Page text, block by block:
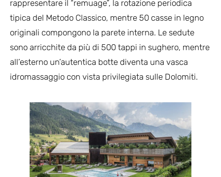
rappresentare il “remuage”, la rotazione periodica
tipica del Metodo Classico, mentre 50 casse in legno
originali compongono la parete interna. Le sedute
sono arricchite da più di 500 tappi in sughero, mentre
all’esterno un’autentica botte diventa una vasca
idromassaggio con vista privilegiata sulle Dolomiti.